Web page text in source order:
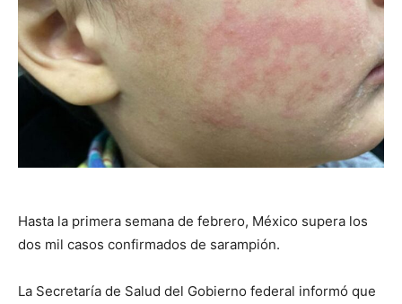
Hasta la primera semana de febrero, México supera los
dos mil casos confirmados de sarampión.
La Secretaría de Salud del Gobierno federal informó que